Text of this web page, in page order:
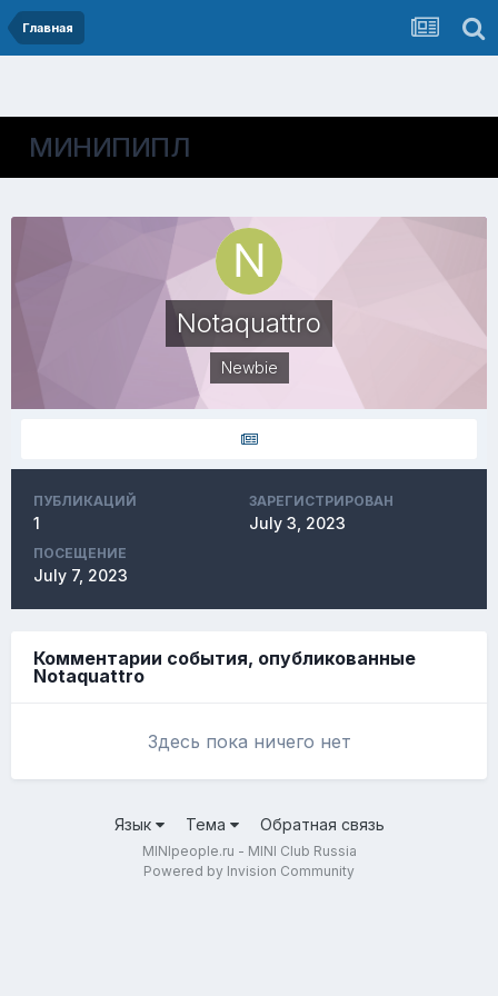
Главная
МИНИПИПЛ
Notaquattro
Newbie
ПУБЛИКАЦИЙ
1
ЗАРЕГИСТРИРОВАН
July 3, 2023
ПОСЕЩЕНИЕ
July 7, 2023
Комментарии события, опубликованные
Notaquattro
Здесь пока ничего нет
Язык Тема Обратная связь
MINIpeople.ru - MINI Club Russia
Powered by Invision Community